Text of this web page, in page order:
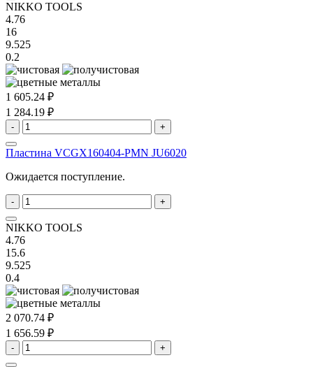
NIKKO TOOLS
4.76
16
9.525
0.2
1 605.24 ₽
1 284.19 ₽
- +
Пластина VCGX160404-PMN JU6020
Ожидается поступление.
- +
NIKKO TOOLS
4.76
15.6
9.525
0.4
2 070.74 ₽
1 656.59 ₽
- +